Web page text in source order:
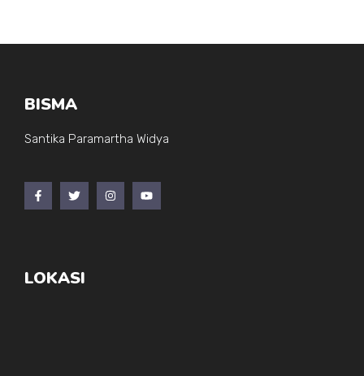
BISMA
Santika Paramartha Widya
LOKASI